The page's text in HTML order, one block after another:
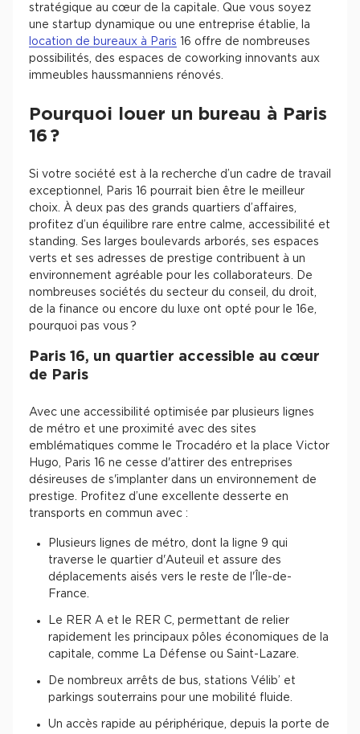
stratégique au cœur de la capitale. Que vous soyez
une startup dynamique ou une entreprise établie, la
location de bureaux à Paris 16 offre de nombreuses
possibilités, des espaces de coworking innovants aux
immeubles haussmanniens rénovés.
Pourquoi louer un bureau à Paris
16 ?
Si votre société est à la recherche d’un cadre de travail
exceptionnel, Paris 16 pourrait bien être le meilleur
choix. À deux pas des grands quartiers d’affaires,
profitez d’un équilibre rare entre calme, accessibilité et
standing. Ses larges boulevards arborés, ses espaces
verts et ses adresses de prestige contribuent à un
environnement agréable pour les collaborateurs. De
nombreuses sociétés du secteur du conseil, du droit,
de la finance ou encore du luxe ont opté pour le 16e,
pourquoi pas vous ?
Paris 16, un quartier accessible au cœur
de Paris
Avec une accessibilité optimisée par plusieurs lignes
de métro et une proximité avec des sites
emblématiques comme le Trocadéro et la place Victor
Hugo, Paris 16 ne cesse d'attirer des entreprises
désireuses de s'implanter dans un environnement de
prestige. Profitez d’une excellente desserte en
transports en commun avec :
Plusieurs lignes de métro, dont la ligne 9 qui
traverse le quartier d'Auteuil et assure des
déplacements aisés vers le reste de l'Île-de-
France.
Le RER A et le RER C, permettant de relier
rapidement les principaux pôles économiques de la
capitale, comme La Défense ou Saint-Lazare.
De nombreux arrêts de bus, stations Vélib’ et
parkings souterrains pour une mobilité fluide.
Un accès rapide au périphérique, depuis la porte de